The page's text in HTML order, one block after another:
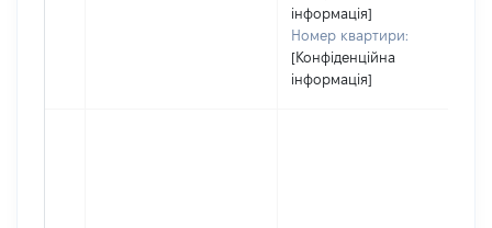
інформація]
Номер квартири:
[Конфіденційна
інформація]